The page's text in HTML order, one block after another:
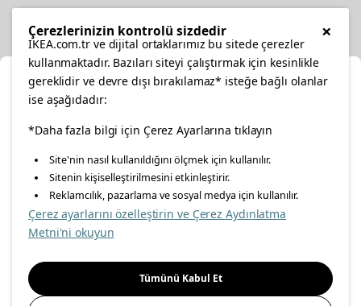
facebooktwitterinstagrampinterestyoutube
linkedin
Enerji Politikası Bilgi Güvenliği Politikası
Gıda Güvenliği Politikası
Önemli Bilgilendirme İnternet Sitesi Gizlilik Politikası
Konumunuzu Seçin
İnternetten vereceğiniz siparişlerinizde size özel hizmet ve
içerikleri görebilmek için lütfen konumuzu seçin.
İl seçiniz
Seçiniz
×
Çerezlerinizin kontrolü sizdedir
IKEA.com.tr ve dijital ortaklarımız bu sitede çerezler
kullanmaktadır. Bazıları siteyi çalıştırmak için kesinlikle
gereklidir ve devre dışı bırakılamaz* isteğe bağlı olanlar
ise aşağıdadır:
*Daha fazla bilgi için Çerez Ayarlarına tıklayın
Site'nin nasıl kullanıldığını ölçmek için kullanılır.
Sitenin kişiselleştirilmesini etkinleştirir.
Reklamcılık, pazarlama ve sosyal medya için kullanılır.
Çerez ayarlarını özelleştirin ve Çerez Aydınlatma
Metni'ni okuyun
Tümünü Kabul Et